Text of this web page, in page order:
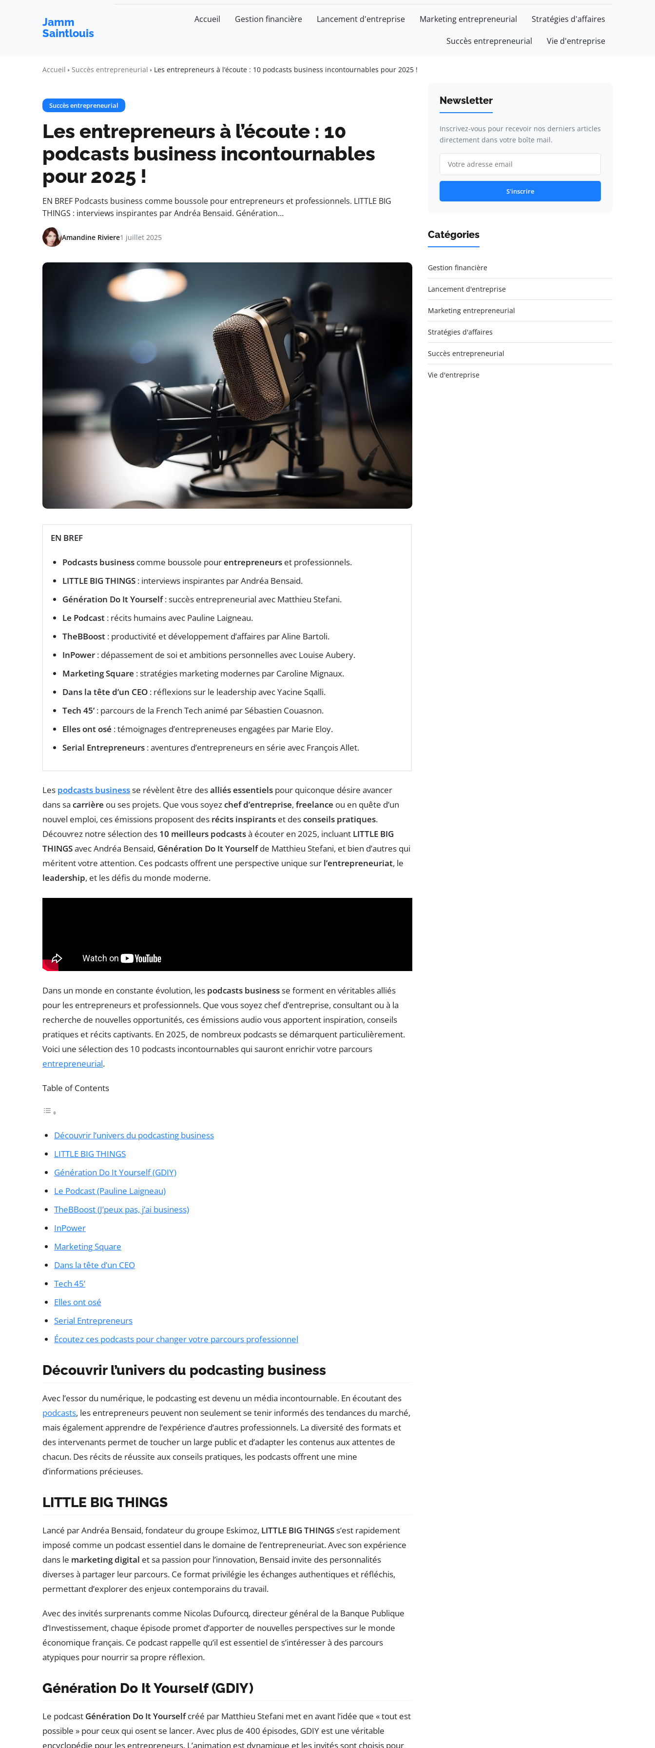
Jamm
Saintlouis
Accueil Gestion financière Lancement d'entreprise Marketing entrepreneurial Stratégies d'affaires
Succès entrepreneurial Vie d'entreprise
Accueil Succès entrepreneurial Les entrepreneurs à l’écoute : 10 podcasts business incontournables pour 2025 !
Succès entrepreneurial
Les entrepreneurs à l’écoute : 10
podcasts business incontournables
pour 2025 !
EN BREF Podcasts business comme boussole pour entrepreneurs et professionnels. LITTLE BIG
THINGS : interviews inspirantes par Andréa Bensaid. Génération…
Amandine Riviere1 juillet 2025
EN BREF
Podcasts business comme boussole pourentrepreneurs et professionnels.
LITTLE BIG THINGS : interviews inspirantes par Andréa Bensaid.
Génération Do It Yourself: succès entrepreneurial avec Matthieu Stefani.
Le Podcast : récits humains avec Pauline Laigneau.
TheBBoost : productivité et développement d’affaires par Aline Bartoli.
InPower : dépassement de soi et ambitions personnelles avec Louise Aubery.
Marketing Square : stratégies marketing modernes par Caroline Mignaux.
Dans la tête d’un CEO : réflexions sur le leadership avec Yacine Sqalli.
Tech 45’ : parcours de la French Tech animé par Sébastien Couasnon.
Elles ont osé : témoignages d’entrepreneuses engagées par Marie Eloy.
Serial Entrepreneurs : aventures d’entrepreneurs en série avec François Allet.
Les podcasts businessse révèlent être desalliés essentiels pour quiconque désire avancer
dans sa carrière ou ses projets. Que vous soyezchef d’entreprise, freelance ou en quête d’un
nouvel emploi, ces émissions proposent des récits inspirants et desconseils pratiques.
Découvrez notre sélection des 10 meilleurs podcastsà écouter en 2025, incluant LITTLE BIG
THINGSavec Andréa Bensaid, Génération Do It Yourselfde Matthieu Stefani, et bien d’autres qui
méritent votre attention. Ces podcasts offrent une perspective unique sur l’entrepreneuriat, le
leadership, et les défis du monde moderne.
Dans un monde en constante évolution, les podcasts businessse forment en véritables alliés
pour les entrepreneurs et professionnels. Que vous soyez chef d’entreprise, consultant ou à la
recherche de nouvelles opportunités, ces émissions audio vous apportent inspiration, conseils
pratiques et récits captivants. En 2025, de nombreux podcasts se démarquent particulièrement.
Voici une sélection des 10 podcasts incontournables qui sauront enrichir votre parcours
entrepreneurial.
Table of Contents
Découvrir l’univers du podcasting business
LITTLE BIG THINGS
Génération Do It Yourself (GDIY)
Le Podcast (Pauline Laigneau)
TheBBoost (J’peux pas, j’ai business)
InPower
Marketing Square
Dans la tête d’un CEO
Tech 45’
Elles ont osé
Serial Entrepreneurs
Écoutez ces podcasts pour changer votre parcours professionnel
Découvrir l’univers du podcasting business
Avec l’essor du numérique, le podcasting est devenu un média incontournable. En écoutant des
podcasts, les entrepreneurs peuvent non seulement se tenir informés des tendances du marché,
mais également apprendre de l’expérience d’autres professionnels. La diversité des formats et
des intervenants permet de toucher un large public et d’adapter les contenus aux attentes de
chacun. Des récits de réussite aux conseils pratiques, les podcasts offrent une mine
d’informations précieuses.
LITTLE BIG THINGS
Lancé par Andréa Bensaid, fondateur du groupe Eskimoz, LITTLE BIG THINGSs’est rapidement
imposé comme un podcast essentiel dans le domaine de l’entrepreneuriat. Avec son expérience
dans le marketing digital et sa passion pour l’innovation, Bensaid invite des personnalités
diverses à partager leur parcours. Ce format privilégie les échanges authentiques et réfléchis,
permettant d’explorer des enjeux contemporains du travail.
Avec des invités surprenants comme Nicolas Dufourcq, directeur général de la Banque Publique
d’Investissement, chaque épisode promet d’apporter de nouvelles perspectives sur le monde
économique français. Ce podcast rappelle qu’il est essentiel de s’intéresser à des parcours
atypiques pour nourrir sa propre réflexion.
Génération Do It Yourself (GDIY)
Le podcast Génération Do It Yourselfcréé par Matthieu Stefani met en avant l’idée que « tout est
possible » pour ceux qui osent se lancer. Avec plus de 400 épisodes, GDIY est une véritable
encyclopédie pour les entrepreneurs. L’animation est dynamique et les invités sont choisis pour
Newsletter
Inscrivez-vous pour recevoir nos derniers articles
directement dans votre boîte mail.
S'inscrire
Catégories
Gestion financière
Lancement d'entreprise
Marketing entrepreneurial
Stratégies d'affaires
Succès entrepreneurial
Vie d'entreprise